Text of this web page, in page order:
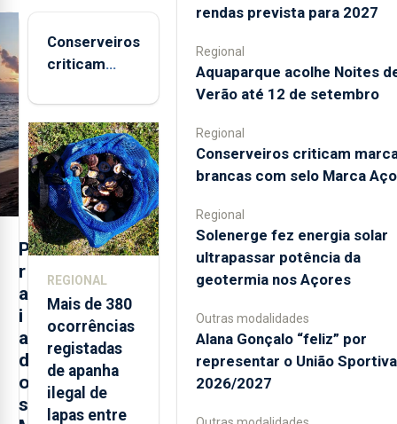
P
r
a
i
a
d
o
s
Conserveiros
criticam
brancas com
selo Marca
Açores
REGIONAL
Mais de 380
ocorrências
registadas
de apanha
ilegal de
lapas entre
rendas prevista para 2027
Regional
Aquaparque acolhe Noites
Verão até 12 de setembro
Regional
Conserveiros criticam
brancas com selo Marca
Regional
Solenerge fez energia solar
ultrapassar potência da
geotermia nos Açores
Outras modalidades
Alana Gonçalo “feliz” por
representar o União
2026/2027